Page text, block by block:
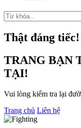
Thật đáng tiếc!
TRANG BẠN
TẠI!
Vui lòng kiểm tra lại
Trang chủ Liên hệ